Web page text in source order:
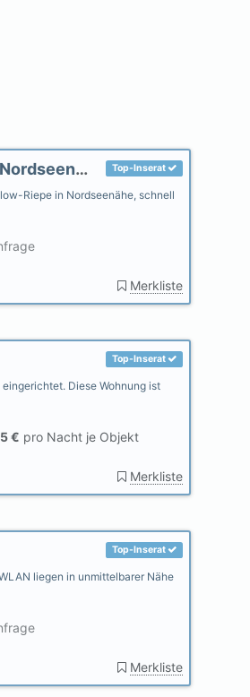
Top-Inserat
Haus am Fluß, Garten in Ihlow-Riepe Nordseenähe, gerne Hunde
Riepe in Nordseenähe, schnell
Merkliste
Top-Inserat
Diese Wohnung ist
€ pro Nacht je Objekt
Merkliste
Top-Inserat
liegen in unmittelbarer Nähe
Merkliste